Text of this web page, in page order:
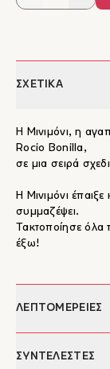
ΣΧΕΤΙΚΑ
Η Μινιμόνι, η
Rocio Bonilla,
σε μια σειρά
Η Μινιμόνι
συμμαζέψει.
Τακτοποίησε όλα
έξω!
ΛΕΠΤΟΜΕΡΕΙΕΣ
Συγγραφέας:
ΣΥΝΤΕΛΕΣΤΕΣ